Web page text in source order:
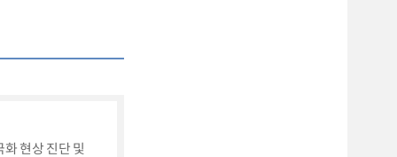
현상 진단 및